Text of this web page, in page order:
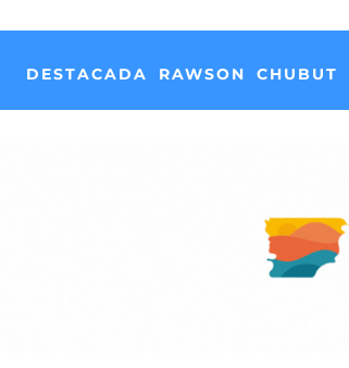
DESTACADA RAWSON CHUBUT